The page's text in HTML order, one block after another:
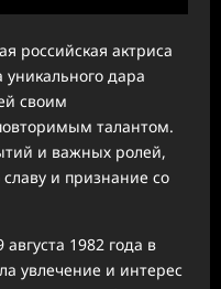
российская актриса
дара
своим
талантом.
и важных ролей,
и признание со
1982 года в
увлечение и интерес